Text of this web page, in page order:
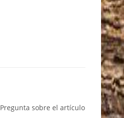
Pregunta sobre el artículo